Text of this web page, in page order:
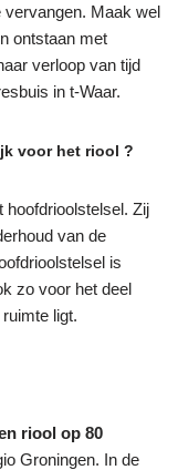
vervangen. Maak wel
ontstaan met
verloop van tijd
in t-Waar.
voor het riool ?
hoofdrioolstelsel. Zij
van de
is
zo voor het deel
ligt.
riool op 80
Groningen. In de